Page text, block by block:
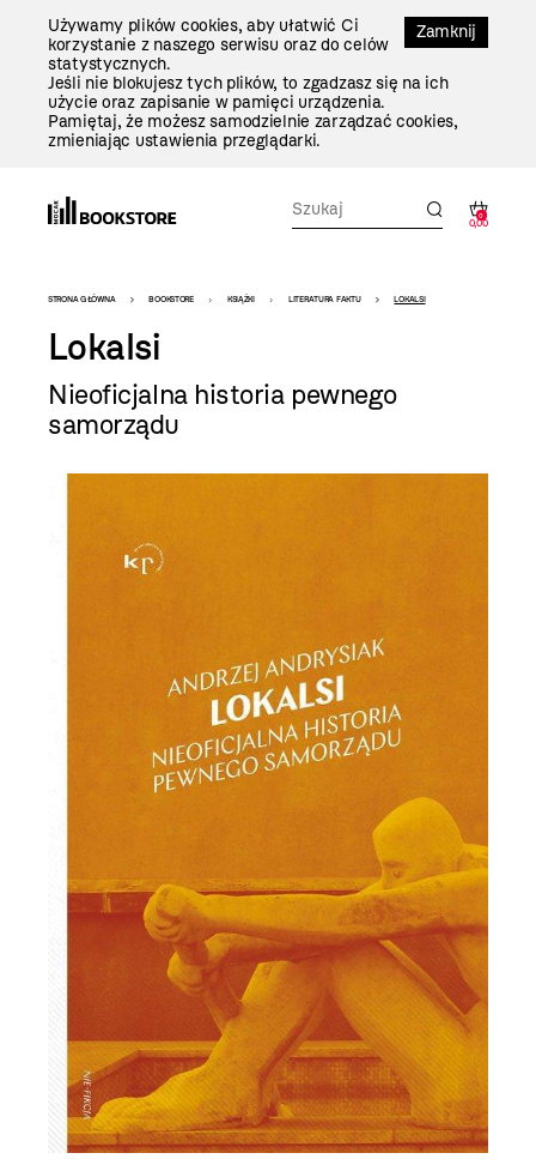
Zamknij
Używamy plików cookies, aby ułatwić Ci
korzystanie z naszego serwisu oraz do celów
statystycznych.
Jeśli nie blokujesz tych plików, to zgadzasz się na ich
użycie oraz zapisanie w pamięci urządzenia.
Pamiętaj, że możesz samodzielnie zarządzać cookies,
zmieniając ustawienia przeglądarki.
0
0,00
Bookstore
-
szablon
szczegóły
STRONA GŁÓWNA BOOKSTORE KSIĄŻKI LITERATURA FAKTU LOKALSI
Lokalsi
Nieoficjalna historia pewnego
samorządu